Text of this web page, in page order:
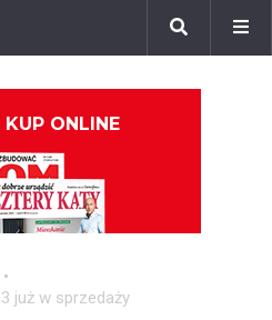
ONLINE
już w sprzedaży